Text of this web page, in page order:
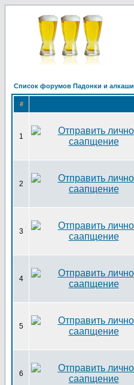
Список форумов Падонки и алкаши
#
1
2
3
4
5
6